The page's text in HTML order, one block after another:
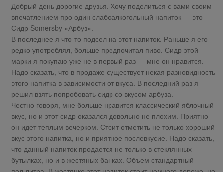
Добрый день дорогие друзья. Хочу поделиться с вами своим
впечатлением про один слабоалкогольный напиток — это
Сидр Somersby «Арбуз».
В последнее я что-то подсел на этот напиток. Раньше я его
редко употреблял, больше предпочитал пиво. Сидр этой
марки я покупаю уже не в первый раз — мне он нравится.
Надо сказать, что в продаже существует некая разновидность
этого напитка в зависимости от вкуса. В последний раз я
решил взять попробовать сидр со вкусом арбуза.
Честно говоря, мне больше нравится классический яблочный
вкус, но и этот сидр оказался довольно не плохим. Приятно
он идет теплым вечерком. Стоит отметить не только хороший
вкус этого напитка, но и приятное послевкусие. Надо сказать,
что данный напиток продается не только в стеклянных
бутылках, но и в жестяных банках. Объем стандартный —